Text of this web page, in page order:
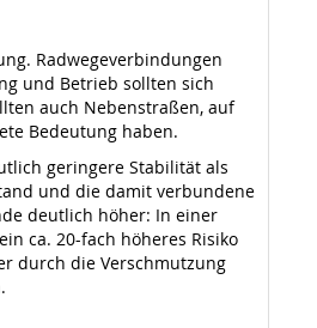
Radwegeverbindungen
und Betrieb sollten sich
auch Nebenstraßen, auf
Bedeutung haben.
geringere Stabilität als
und die damit verbundene
deutlich höher: In einer
ca. 20-fach höheres Risiko
durch die Verschmutzung